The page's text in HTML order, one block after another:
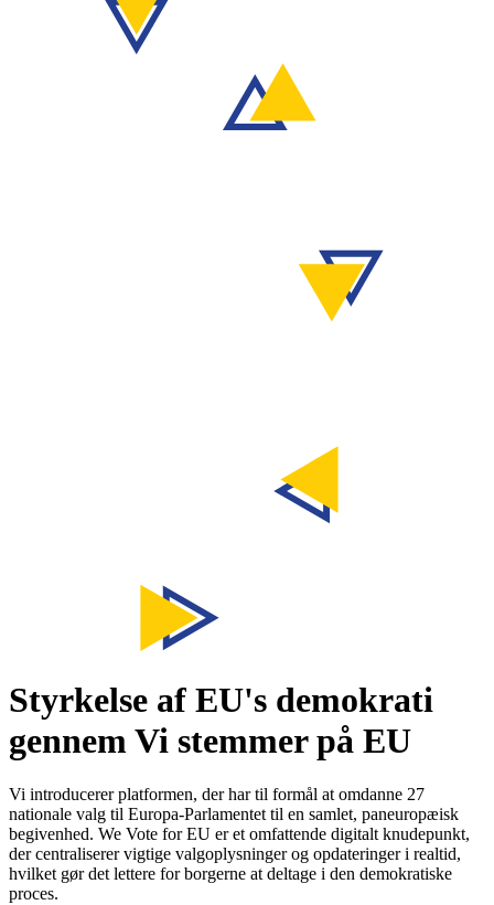
Styrkelse af EU's demokrati
gennem Vi stemmer på EU
Vi introducerer platformen, der har til formål at omdanne 27
nationale valg til Europa-Parlamentet til en samlet, paneuropæisk
begivenhed. We Vote for EU er et omfattende digitalt knudepunkt,
der centraliserer vigtige valgoplysninger og opdateringer i realtid,
hvilket gør det lettere for borgerne at deltage i den demokratiske
proces.